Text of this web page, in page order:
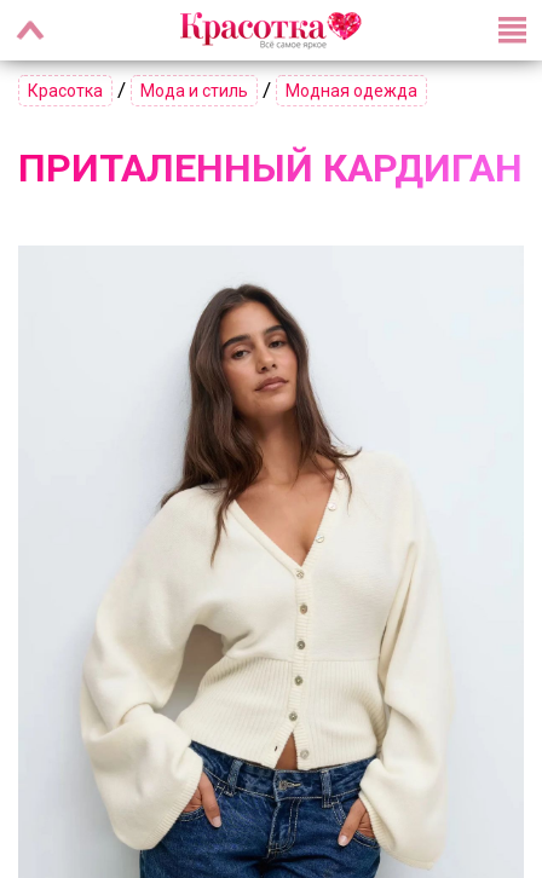
Красотка / Мода и стиль / Модная одежда
ПРИТАЛЕННЫЙ КАРДИГАН